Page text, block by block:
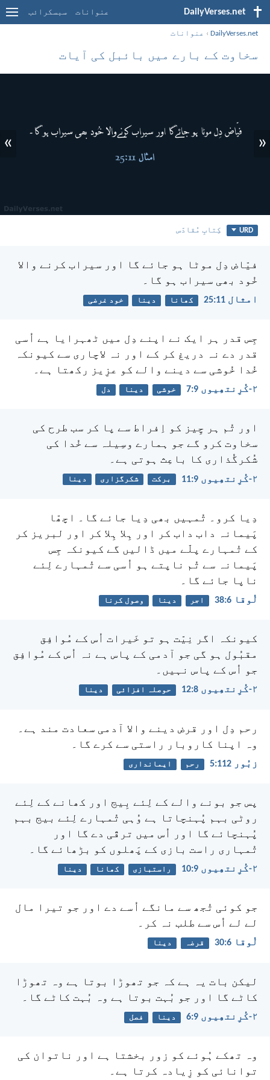
DailyVerses.net عنوانات سبسکرائب
DailyVerses.net
› عنوانات
سخاوت کے بارے میں بائبل کی آیات
«
»
URD کِتابِ مُقادّس
فیّاض دِل موٹا ہو جائے گا اور سیراب کرنے والا
خُود بھی سیراب ہو گا۔
امثال 11:‏25 کھانا دینا خود غرضی
جِس قدر ہر ایک نے اپنے دِل میں ٹھہرایا ہے اُسی
قدر دے نہ دریغ کر کے اور نہ لاچاری سے کیونکہ
خُدا خُوشی سے دینے والے کو عزِیز رکھتا ہے۔
۲-کُرِنتھِیوں 9:‏7 خوشی دینا دل
اور تُم ہر چِیز کو اِفراط سے پا کر سب طرح کی
سخاوت کرو گے جو ہمارے وسِیلہ سے خُدا کی
شُکرگُذاری کا باعِث ہوتی ہے۔
۲-کُرِنتھِیوں 9:‏11 برکت شکرگزاری دینا
دِیا کرو۔ تُمہیں بھی دِیا جائے گا۔ اچھّا
پَیمانہ داب داب کر اور ہِلا ہِلا کر اور لبریز کر
کے تُمہارے پلّے میں ڈالیں گے کیونکہ جِس
پَیمانہ سے تُم ناپتے ہو اُسی سے تُمہارے لِئے
ناپا جائے گا۔
لُوقا 6:‏38 اجر دینا وصول کرنا
کیونکہ اگر نِیّت ہو تو خَیرات اُس کے مُوافِق
مقبُول ہو گی جو آدمی کے پاس ہے نہ اُس کے مُوافِق
جو اُس کے پاس نہیں۔
۲-کُرِنتھِیوں 8:‏12 حوصلہ افزائی دینا
رحم دِل اور قرض دینے والا آدمی سعادت مند ہے۔
وہ اپنا کاروبار راستی سے کرے گا۔
زبُور 112:‏5 رحم ایمانداری
پس جو بونے والے کے لِئے بِیج اور کھانے کے لِئے
روٹی بہم پُہنچاتا ہے وُہی تُمہارے لِئے بیج بہم
پُہنچائے گا اور اُس میں ترقّی دے گا اور
تُمہاری راست بازی کے پَھلوں کو بڑھائے گا۔
۲-کُرِنتھِیوں 9:‏10 راستبازی کھانا دینا
جو کوئی تُجھ سے مانگے اُسے دے اور جو تیرا مال
لے لے اُس سے طلب نہ کر۔
لُوقا 6:‏30 قرضہ دینا
لیکن بات یہ ہے کہ جو تھوڑا بوتا ہے وہ تھوڑا
کاٹے گا اور جو بُہت بوتا ہے وہ بُہت کاٹے گا۔
۲-کُرِنتھِیوں 9:‏6 دینا فصل
وہ تھکے ہُوئے کو زور بخشتا ہے اور ناتوان کی
توانائی کو زِیادہ کرتا ہے۔